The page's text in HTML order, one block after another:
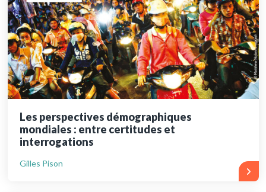
Les perspectives démographiques
mondiales : entre certitudes et
interrogations
Gilles Pison